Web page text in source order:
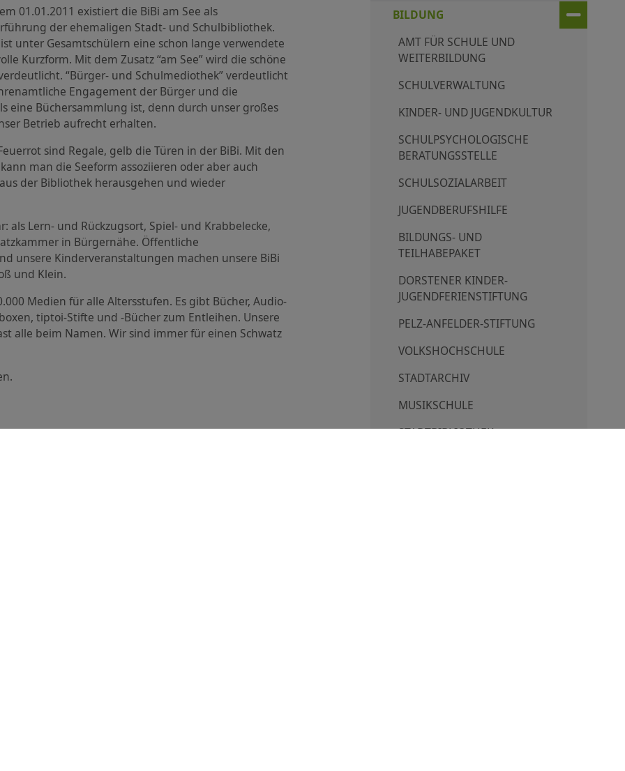
01.01.2011 existiert die BiBi am See als
der ehemaligen Stadt- und Schulbibliothek.
ist unter Gesamtschülern eine schon lange verwendete
Kurzform. Mit dem Zusatz “am See” wird die schöne
“Bürger- und Schulmediothek” verdeutlicht
Engagement der Bürger und die
eine Büchersammlung ist, denn durch unser großes
Betrieb aufrecht erhalten.
sind Regale, gelb die Türen in der BiBi. Mit den
man die Seeform assoziieren oder aber auch
der Bibliothek herausgehen und wieder
als Lern- und Rückzugsort, Spiel- und Krabbelecke,
in Bürgernähe. Öffentliche
unsere Kinderveranstaltungen machen unsere BiBi
und Klein.
Medien für alle Altersstufen. Es gibt Bücher, Audio-
tiptoi-Stifte und -Bücher zum Entleihen. Unsere
alle beim Namen. Wir sind immer für einen Schwatz
BILDUNG
AMT FÜR SCHULE UND
WEITERBILDUNG
SCHULVERWALTUNG
KINDER- UND JUGENDKULTUR
SCHULPSYCHOLOGISCHE
BERATUNGSSTELLE
SCHULSOZIALARBEIT
JUGENDBERUFSHILFE
BILDUNGS- UND
TEILHABEPAKET
DORSTENER KINDER-
JUGENDFERIENSTIFTUNG
PELZ-ANFELDER-STIFTUNG
VOLKSHOCHSCHULE
STADTARCHIV
MUSIKSCHULE
STADTBIBLIOTHEK